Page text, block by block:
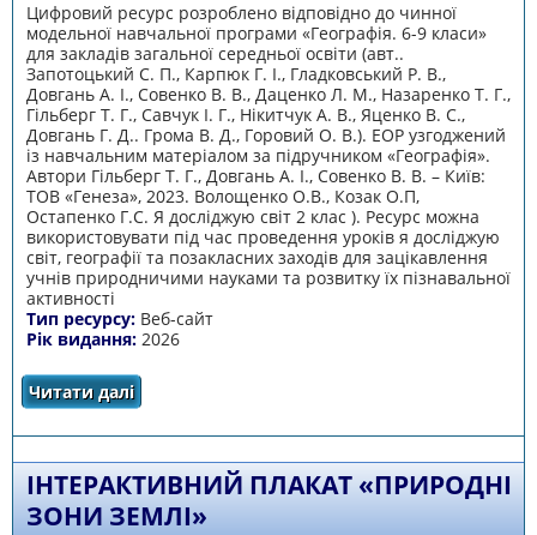
Цифровий ресурс розроблено відповідно до чинної
модельної навчальної програми «Географія. 6-9 класи»
для закладів загальної середньої освіти (авт..
Запотоцький С. П., Карпюк Г. І., Гладковський Р. В.,
Довгань А. І., Совенко В. В., Даценко Л. М., Назаренко Т. Г.,
Гільберг Т. Г., Савчук І. Г., Нікитчук А. В., Яценко В. С.,
Довгань Г. Д.. Грома В. Д., Горовий О. В.). ЕОР узгоджений
із навчальним матеріалом за підручником «Географія».
Автори Гільберг Т. Г., Довгань А. І., Совенко В. В. – Київ:
ТОВ «Генеза», 2023. Волощенко О.В., Козак О.П,
Остапенко Г.С. Я досліджую світ 2 клас ). Ресурс можна
використовувати під час проведення уроків я досліджую
світ, географії та позакласних заходів для зацікавлення
учнів природничими науками та розвитку їх пізнавальної
активності
Тип ресурсу: Веб-сайт
Рік видання: 2026
Читати даліпро Дидактичні матеріали «Гідросфера»
ІНТЕРАКТИВНИЙ ПЛАКАТ «ПРИРОДНІ
ЗОНИ ЗЕМЛІ»